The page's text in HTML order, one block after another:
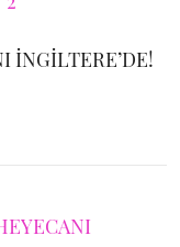
İNGİLTERE’DE!